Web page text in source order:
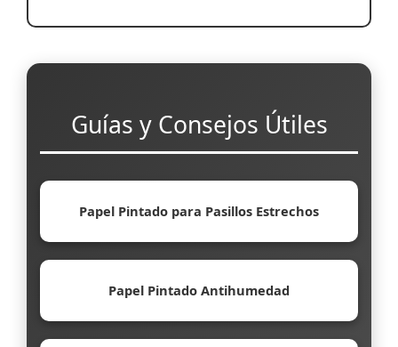
Guías y Consejos Útiles
Papel Pintado para Pasillos Estrechos
Papel Pintado Antihumedad